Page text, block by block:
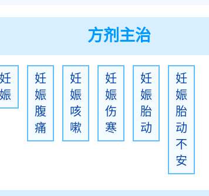
方剂主治
妊
娠
妊
娠
腹
痛
妊
娠
咳
嗽
妊
娠
伤
寒
妊
娠
胎
动
妊
娠
胎
动
不
安